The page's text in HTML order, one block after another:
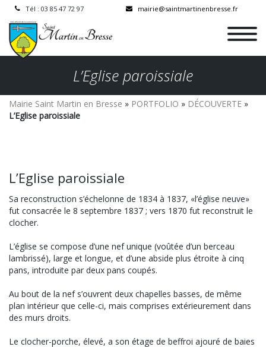
Tél : 03 85 47 72 97 mairie@saintmartinenbresse.fr
L’Eglise paroissiale
Mairie Saint Martin en Bresse » PORTFOLIO » DÉCOUVERTE »
L’Eglise paroissiale
L’Eglise paroissiale
Sa reconstruction s’échelonne de 1834 à 1837, «l’église neuve»
fut consacrée le 8 septembre 1837 ; vers 1870 fut reconstruit le
clocher.
L’église se compose d’une nef unique (voûtée d’un berceau
lambrissé), large et longue, et d’une abside plus étroite à cinq
pans, introduite par deux pans coupés.
Au bout de la nef s’ouvrent deux chapelles basses, de même
plan intérieur que celle-ci, mais comprises extérieurement dans
des murs droits.
Le clocher-porche, élevé, a son étage de beffroi ajouré de baies